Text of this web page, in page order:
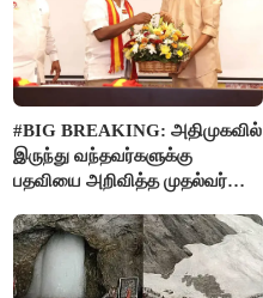
#BIG BREAKING: அதிமுகவில்
இருந்து வந்தவர்களுக்கு
பதவியை அறிவித்த முதல்வர்